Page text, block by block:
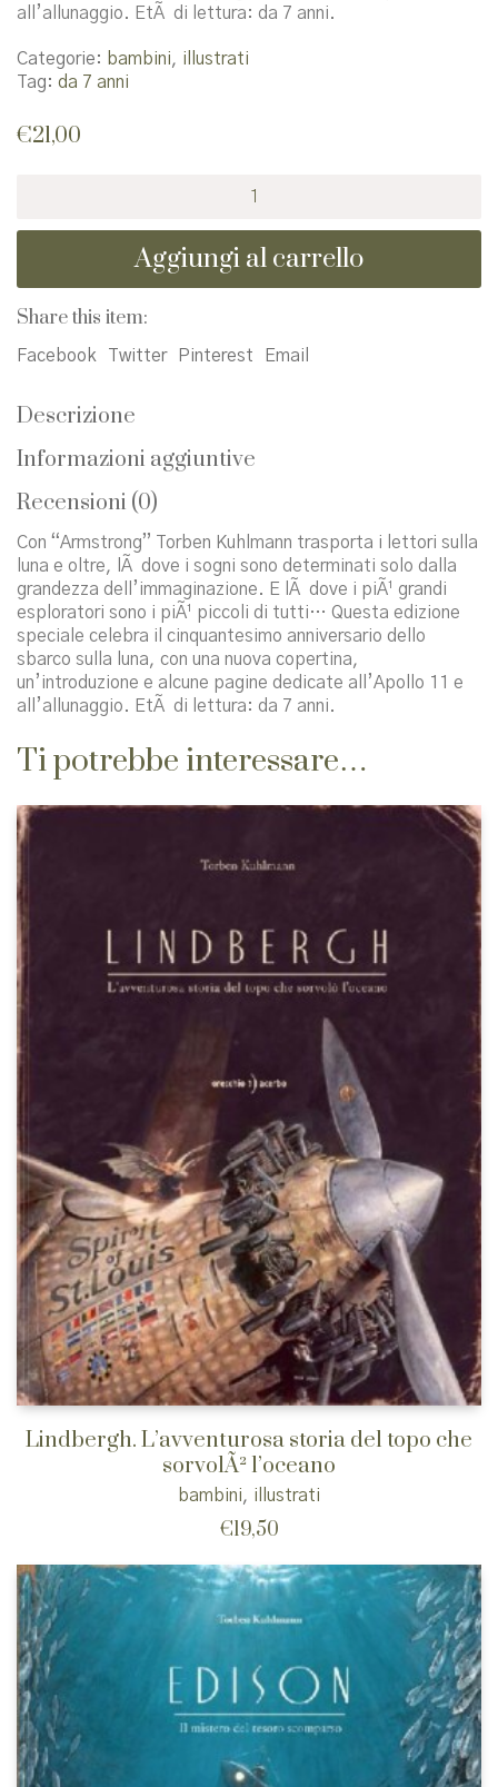
all’allunaggio. EtÃ di lettura: da 7 anni.
Categorie: bambini, illustrati
Tag: da 7 anni
€21,00
storia
sulla
Luna
Aggiungi al carrello
Share this item:
Facebook Twitter Pinterest Email
Descrizione
Informazioni aggiuntive
Recensioni (0)
Con “Armstrong” Torben Kuhlmann trasporta i lettori sulla
luna e oltre, lÃ dove i sogni sono determinati solo dalla
grandezza dell’immaginazione. E lÃ dove i piÃ¹ grandi
esploratori sono i piÃ¹ piccoli di tutti… Questa edizione
speciale celebra il cinquantesimo anniversario dello
sbarco sulla luna, con una nuova copertina,
un’introduzione e alcune pagine dedicate all’Apollo 11 e
all’allunaggio. EtÃ di lettura: da 7 anni.
Ti potrebbe interessare…
Lindbergh. L’avventurosa storia del topo che
sorvolÃ² l’oceano
bambini, illustrati
€19,50